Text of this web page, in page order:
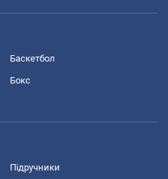
Баскетбол
Бокс
Підручники